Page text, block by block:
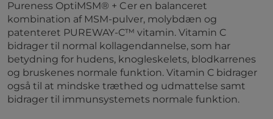
Pureness OptiMSM® + C er en balanceret
kombination af MSM-pulver, molybdæn og
patenteret PUREWAY-C™ vitamin. Vitamin C
bidrager til normal kollagendannelse, som har
betydning for hudens, knogleskelets, blodkarrenes
og bruskenes normale funktion. Vitamin C bidrager
også til at mindske træthed og udmattelse samt
bidrager til immunsystemets normale funktion.